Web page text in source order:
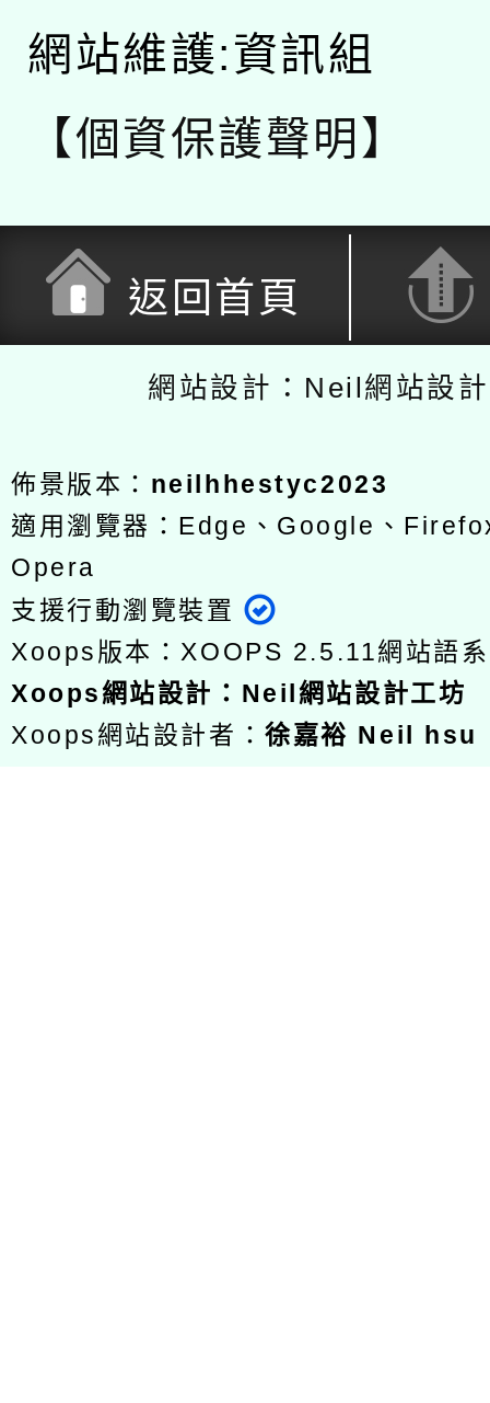
網站維護:資訊組
【個資保護聲明】
返回首頁
網站設計：Neil網站設
佈景版本： neilhhestyc2023
適用瀏覽器：Edge、Google、
Opera
支援行動瀏覽裝置
Xoops版本：XOOPS 2.5.11網站語
Xoops網站設計 ： Neil網站設計工坊
Xoops網站設計者：徐嘉裕 Neil hsu